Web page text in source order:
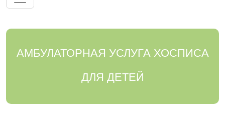
АМБУЛАТОРНАЯ УСЛУГА ХОСПИСА
ДЛЯ ДЕТЕЙ